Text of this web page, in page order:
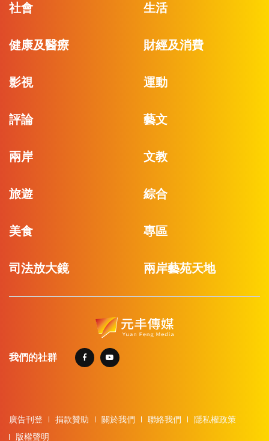
社會 生活
健康及醫療 財經及消費
影視 運動
評論 藝文
兩岸 文教
旅遊 綜合
美食 專區
司法放大鏡 兩岸藝苑天地
我們的社群
廣告刊登 捐款贊助 關於我們 聯絡我們
隱私權政策
版權聲明